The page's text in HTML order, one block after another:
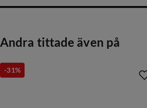
Andra tittade även på
-31%